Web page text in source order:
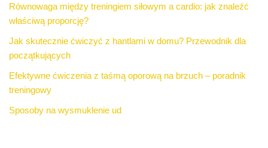
Równowaga między treningiem siłowym a cardio: jak znaleźć
właściwą proporcję?
Jak skutecznie ćwiczyć z hantlami w domu? Przewodnik dla
początkujących
Efektywne ćwiczenia z taśmą oporową na brzuch – poradnik
treningowy
Sposoby na wysmuklenie ud